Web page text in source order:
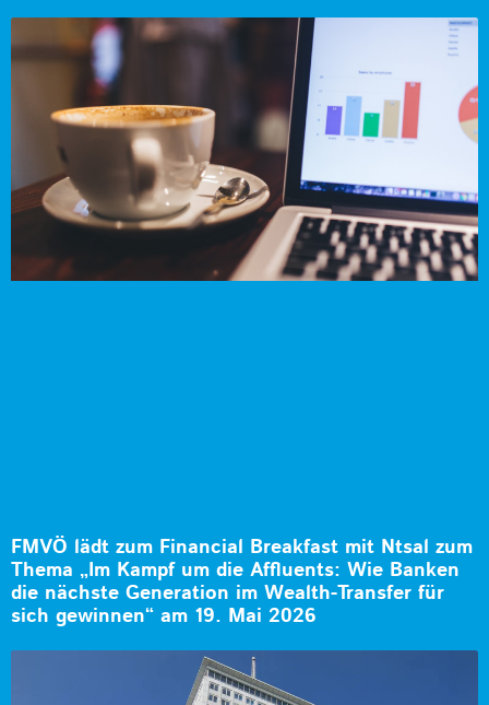
FMVÖ lädt zum Financial Breakfast mit Ntsal zum
Thema „Im Kampf um die Affluents: Wie Banken
die nächste Generation im Wealth-Transfer für
sich gewinnen“ am 19. Mai 2026